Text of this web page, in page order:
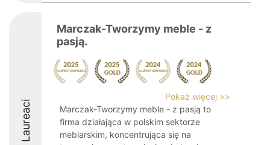
Laureaci
Marczak-Tworzymy meble - z
pasją.
Pokaż więcej >>
Marczak-Tworzymy meble - z pasją to
firma działająca w polskim sektorze
meblarskim, koncentrująca się na